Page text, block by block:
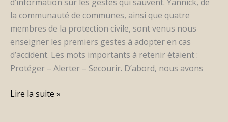
la communauté de communes, ainsi que quatre
membres de la protection civile, sont venus nous
enseigner les premiers gestes à adopter en cas
d’accident. Les mots importants à retenir étaient :
Protéger – Alerter – Secourir. D’abord, nous avons
Lire la suite »